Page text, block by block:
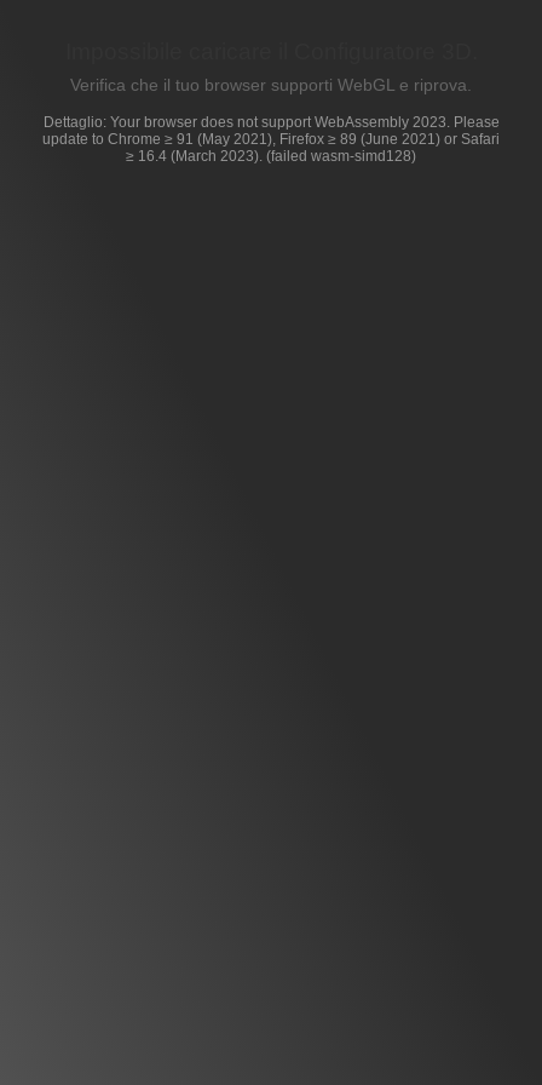
Verifica che il tuo browser supporti WebGL e riprova.
Dettaglio: Your browser does not support WebAssembly 2023. Please
update to Chrome ≥ 91 (May 2021), Firefox ≥ 89 (June 2021) or Safari
≥ 16.4 (March 2023). (failed wasm-simd128)